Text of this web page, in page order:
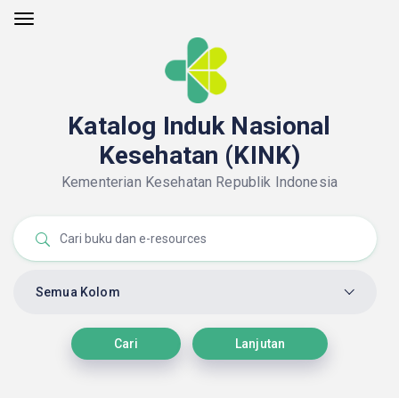
Katalog Induk Nasional
Kesehatan (KINK)
Kementerian Kesehatan Republik Indonesia
Semua Kolom
Cari Lanjutan